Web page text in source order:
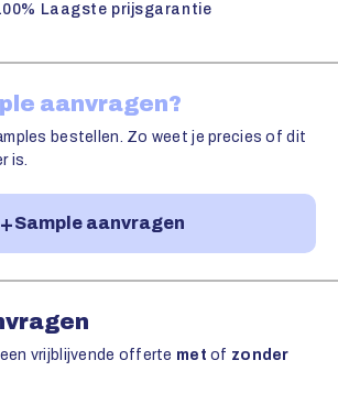
Laagste prijsgarantie
aanvragen?
bestellen. Zo weet je precies of dit
is.
Sample aanvragen
vrijblijvende offerte met of zonder